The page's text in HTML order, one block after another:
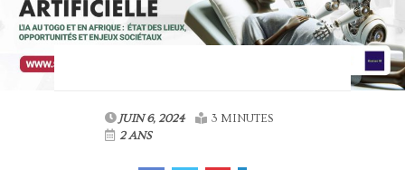
JUIN 6, 2024
3 MINUTES
2 ANS